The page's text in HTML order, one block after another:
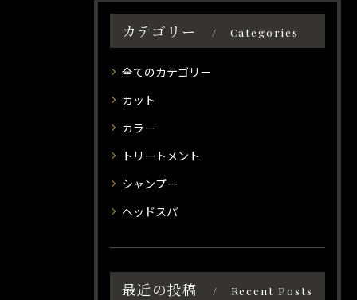
カテゴリー Categories
全てのカテゴリー
カット
カラー
トリートメント
シャンプー
ヘッドスパ
最近の投稿 Recent Posts